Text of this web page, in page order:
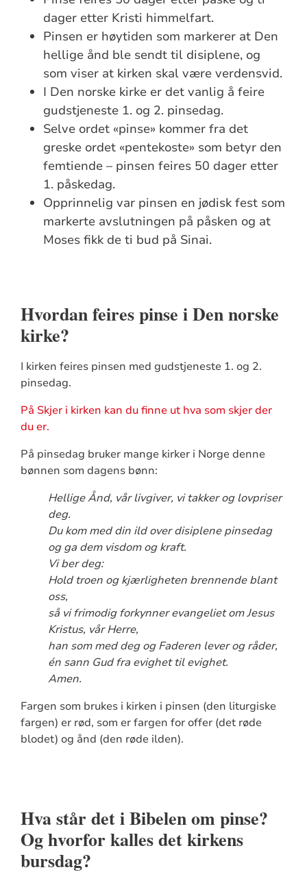
dager etter Kristi himmelfart.
Pinsen er høytiden som markerer at Den
hellige ånd ble sendt til disiplene, og
som viser at kirken skal være verdensvid.
I Den norske kirke er det vanlig å feire
gudstjeneste 1. og 2. pinsedag.
Selve ordet «pinse» kommer fra det
greske ordet «pentekoste» som betyr den
femtiende – pinsen feires 50 dager etter
1. påskedag.
Opprinnelig var pinsen en jødisk fest som
markerte avslutningen på påsken og at
Moses fikk de ti bud på Sinai.
Hvordan feires pinse i Den norske
kirke?
I kirken feires pinsen med gudstjeneste 1. og 2.
pinsedag.
På Skjer i kirken kan du finne ut hva som skjer der
du er.
På pinsedag bruker mange kirker i Norge denne
bønnen som dagens bønn:
Hellige Ånd, vår livgiver, vi takker og lovpriser
deg.
Du kom med din ild over disiplene pinsedag
og ga dem visdom og kraft.
Vi ber deg:
Hold troen og kjærligheten brennende blant
oss,
så vi frimodig forkynner evangeliet om Jesus
Kristus, vår Herre,
han som med deg og Faderen lever og råder,
én sann Gud fra evighet til evighet.
Amen.
Fargen som brukes i kirken i pinsen (den liturgiske
fargen) er rød, som er fargen for offer (det røde
blodet) og ånd (den røde ilden).
Hva står det i Bibelen om pinse?
Og hvorfor kalles det kirkens
bursdag?